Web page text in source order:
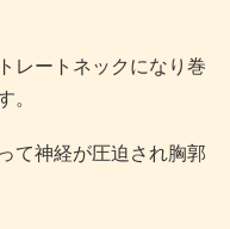
レートネックになり巻
。
て神経が圧迫され胸郭